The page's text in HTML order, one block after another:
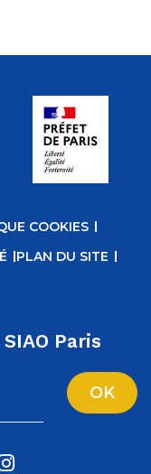
COOKIES
PLAN DU SITE
Paris